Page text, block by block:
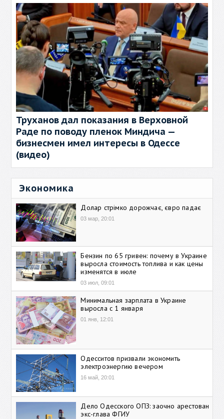
Труханов дал показания в Верховной
Раде по поводу пленок Миндича —
бизнесмен имел интересы в Одессе
(видео)
Экономика
Долар стрімко дорожчає, євро падає
03 мар, 20:01
Бензин по 65 гривен: почему в Украине
выросла стоимость топлива и как цены
изменятся в июле
03 июл, 09:01
Минимальная зарплата в Украине
выросла с 1 января
01 янв, 12:01
Одесситов призвали экономить
электроэнергию вечером
16 май, 20:01
Дело Одесского ОПЗ: заочно арестован
экс-глава ФГИУ